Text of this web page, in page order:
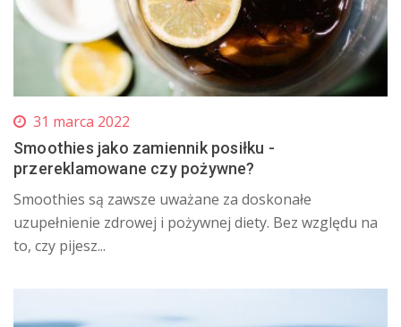
31 marca 2022
Smoothies jako zamiennik posiłku -
przereklamowane czy pożywne?
Smoothies są zawsze uważane za doskonałe
uzupełnienie zdrowej i pożywnej diety. Bez względu na
to, czy pijesz...